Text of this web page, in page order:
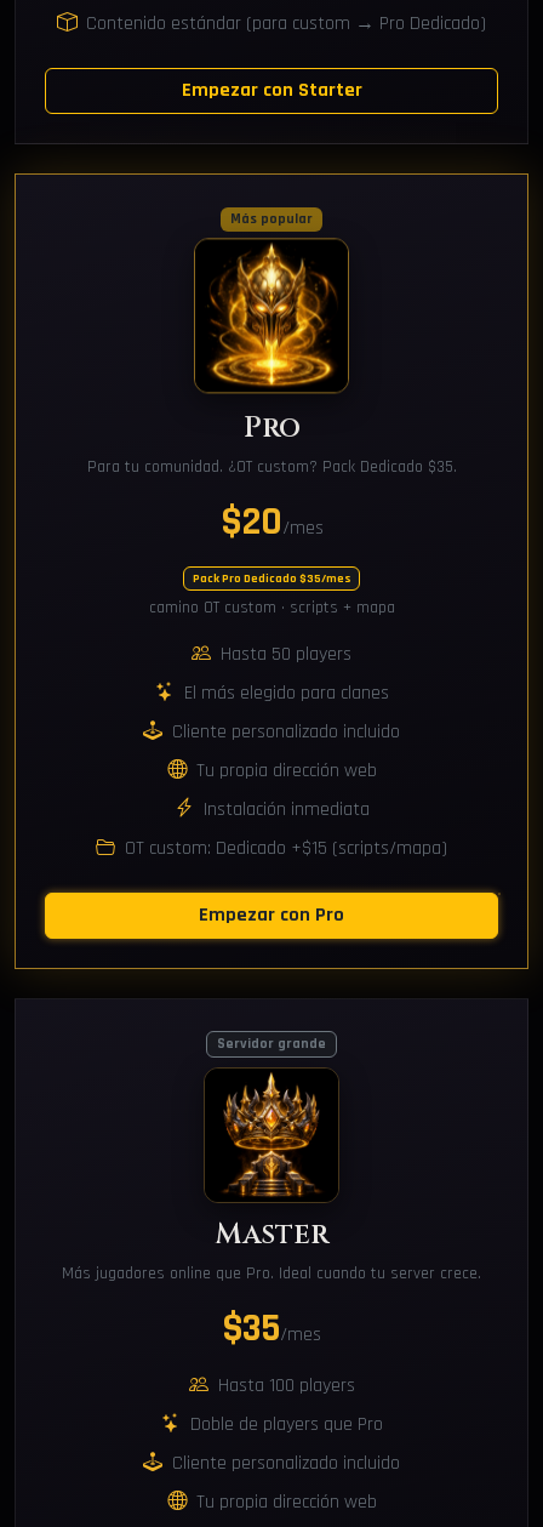
Contenido estándar (para custom → Pro Dedicado)
Empezar con Starter
Más popular
Pro
Para tu comunidad. ¿OT custom? Pack Dedicado $35.
$20/mes
Pack Pro Dedicado $35/mes
camino OT custom · scripts + mapa
Hasta 50 players
El más elegido para clanes
Cliente personalizado incluido
Tu propia dirección web
Instalación inmediata
OT custom: Dedicado +$15 (scripts/mapa)
Empezar con Pro
Servidor grande
Master
Más jugadores online que Pro. Ideal cuando tu server crece.
$35/mes
Hasta 100 players
Doble de players que Pro
Cliente personalizado incluido
Tu propia dirección web